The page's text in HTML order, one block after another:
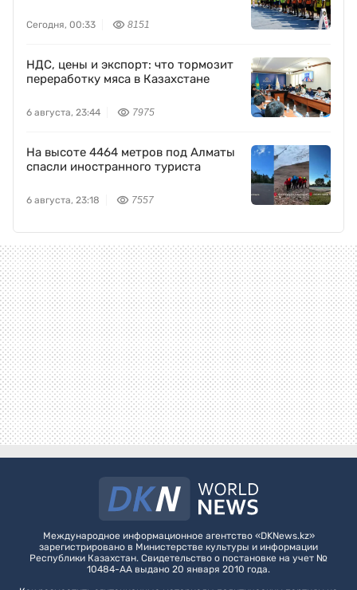
Сегодня, 00:33 8151
НДС, цены и экспорт: что тормозит
переработку мяса в Казахстане
6 августа, 23:44 7975
На высоте 4464 метров под Алматы
спасли иностранного туриста
6 августа, 23:18 7557
Международное информационное агентство «DKNews.kz»
зарегистрировано в Министерстве культуры и информации
Республики Казахстан. Свидетельство о постановке на учет №
10484-АА выдано 20 января 2010 года.